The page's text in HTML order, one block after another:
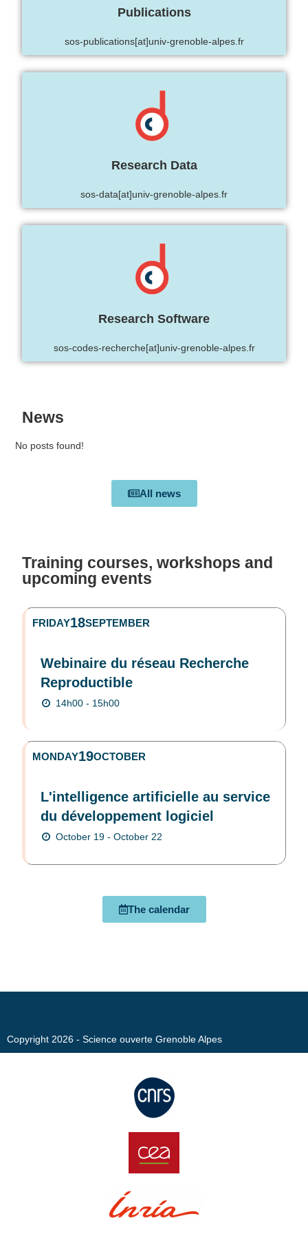
Publications
sos-publications[at]univ-grenoble-alpes.fr
Research Data
sos-data[at]univ-grenoble-alpes.fr
Research Software
sos-codes-recherche[at]univ-grenoble-alpes.fr
News
No posts found!
All news
Training courses, workshops and
upcoming events
FRIDAY18SEPTEMBER
Webinaire du réseau Recherche
Reproductible
14h00 - 15h00
MONDAY19OCTOBER
L'intelligence artificielle au service
du développement logiciel
October 19 - October 22
The calendar
Copyright 2026 - Science ouverte Grenoble Alpes